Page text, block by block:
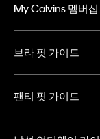
My Calvins 멤버십
브라 핏 가이드
팬티 핏 가이드